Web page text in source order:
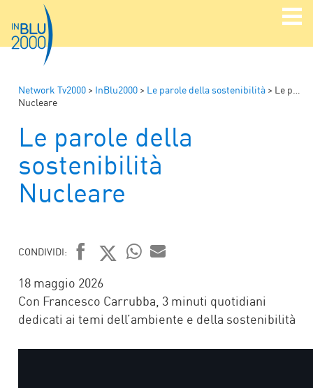
Network Tv2000 > InBlu2000 > Le parole della sostenibilità > Le parole della sostenibilità
Nucleare
Le parole della
sostenibilità
Nucleare
CONDIVIDI:
FACEBOOK
TWITTER
18 maggio 2026
Con Francesco Carrubba, 3 minuti quotidiani
dedicati ai temi dell’ambiente e della sostenibilità